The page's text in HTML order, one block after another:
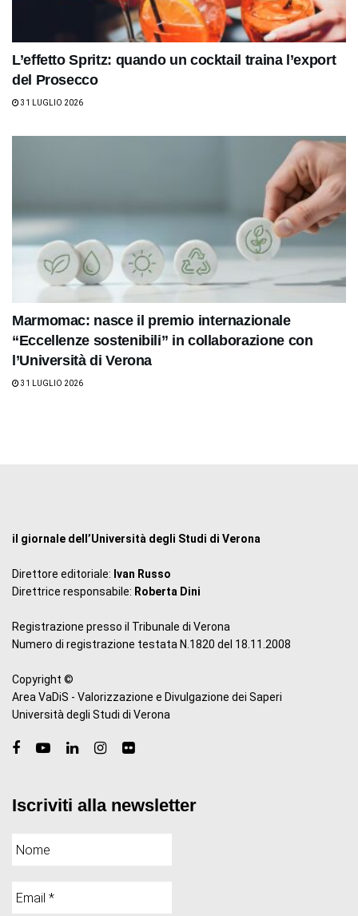
L’effetto Spritz: quando un cocktail traina l’export
del Prosecco
31 LUGLIO 2026
Marmomac: nasce il premio internazionale
“Eccellenze sostenibili” in collaborazione con
l’Università di Verona
31 LUGLIO 2026
il giornale dell’Università degli Studi di Verona
Direttore editoriale: Ivan Russo
Direttrice responsabile: Roberta Dini
Registrazione presso il Tribunale di Verona
Numero di registrazione testata N.1820 del 18.11.2008
Copyright ©
Area VaDiS - Valorizzazione e Divulgazione dei Saperi
Università degli Studi di Verona
Iscriviti alla newsletter